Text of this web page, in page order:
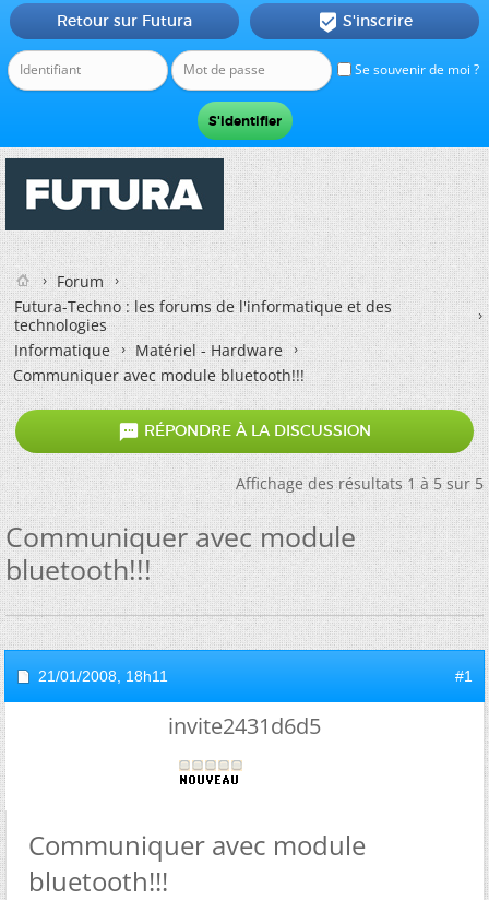
Se souvenir de moi ?
Retour sur Futura  S'inscrire
Forum
Futura-Techno : les forums de l'informatique et des
technologies
Informatique
Matériel - Hardware
Communiquer avec module bluetooth!!!
 RÉPONDRE À LA DISCUSSION
Affichage des résultats 1 à 5 sur 5
Communiquer avec module
bluetooth!!!
21/01/2008, 18h11 #1
invite2431d6d5
Communiquer avec module
bluetooth!!!